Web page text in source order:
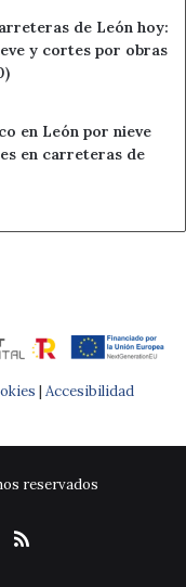
de León hoy:
y cortes por obras
en León por nieve
en carreteras de
| Accesibilidad
reservados
RSS